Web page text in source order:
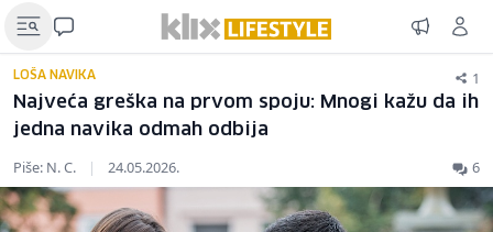
LOŠA NAVIKA 1
Najveća greška na prvom spoju: Mnogi kažu da ih
jedna navika odmah odbija
Piše: N. C. | 24.05.2026. 6